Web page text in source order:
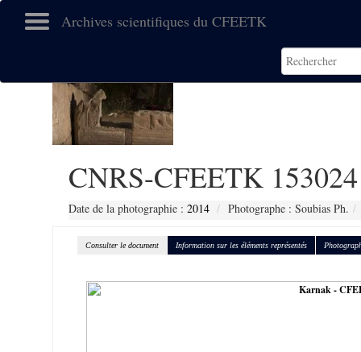
Archives scientifiques du CFEETK
CNRS-CFEETK 153024
Date de la photographie : 2014 Photographe : Soubias Ph.
Consulter le document Information sur les éléments représentés